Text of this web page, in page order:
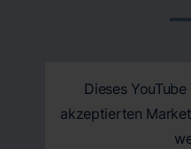
Dieses
akzeptierten